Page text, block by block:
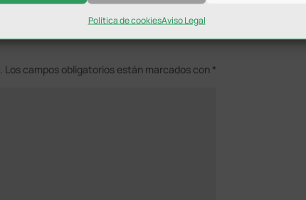
Política de cookiesAviso Legal
Los campos obligatorios están marcados con *